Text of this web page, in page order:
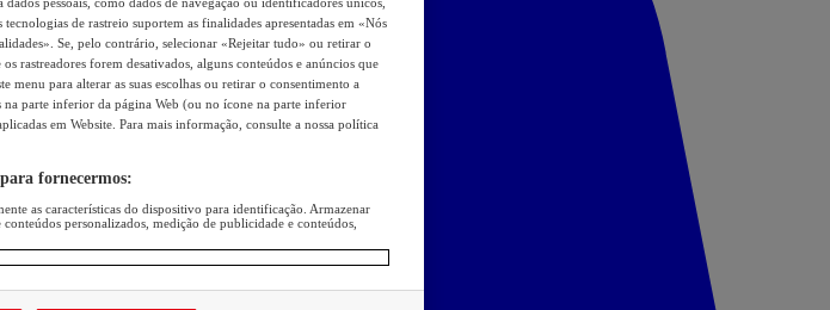
de rastreio suportem as finalidades apresentadas em «Nós
Se, pelo contrário, selecionar «Rejeitar tudo» ou retirar o
rastreadores forem desativados, alguns conteúdos e anúncios que
menu para alterar as suas escolhas ou retirar o consentimento a
parte inferior da página Web (ou no ícone na parte inferior
em Website. Para mais informação, consulte a nossa política
fornecermos:
as características do dispositivo para identificação. Armazenar
personalizados, medição de publicidade e conteúdos,